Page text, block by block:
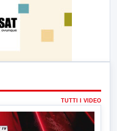
TUTTI I VIDEO